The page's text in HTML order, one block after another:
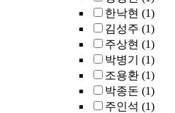
한낙현 (1)
김성주 (1)
주상현 (1)
박병기
(1)
조용환 (1)
박종돈 (1)
주인석 (1)